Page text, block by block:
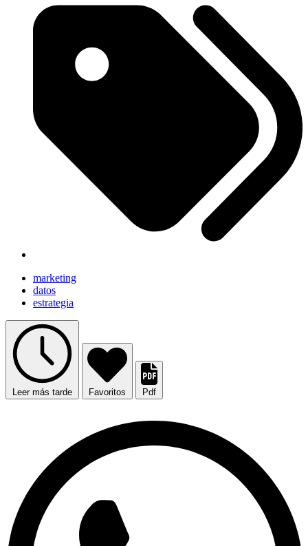
marketing
datos
estrategia
Leer más tarde Favoritos Pdf